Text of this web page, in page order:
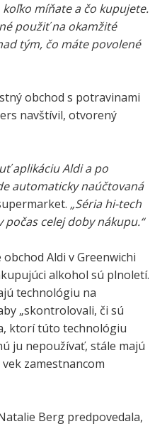
míňate a čo kupujete.
použiť na okamžité
tým, čo máte povolené
obchod s potravinami
navštívil, otvorený
aplikáciu Aldi a po
automaticky naúčtovaná
„Séria hi-tech
celej doby nákupu.“
Aldi v Greenwichi
alkohol sú plnoletí.
technológiu na
„skontrolovali, či sú
ktorí túto technológiu
ju nepoužívať, stále majú
zamestnancom
Berg predpovedala,